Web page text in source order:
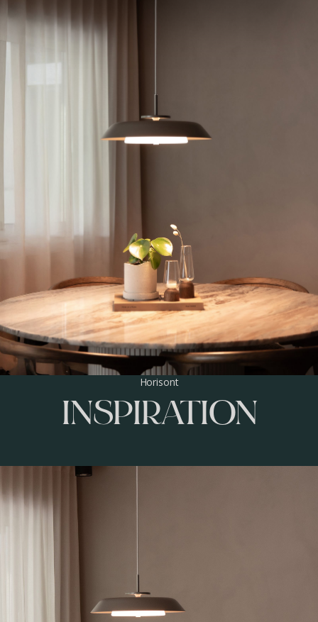
Horisont
INSPIRATION